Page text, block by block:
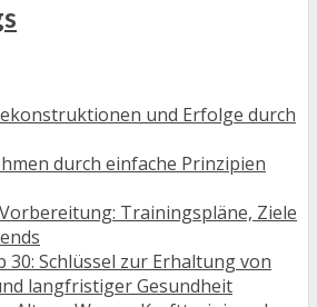
und Erfolge durch
durch einfache Prinzipien
Trainingspläne, Ziele
Schlüssel zur Erhaltung von
langfristiger Gesundheit